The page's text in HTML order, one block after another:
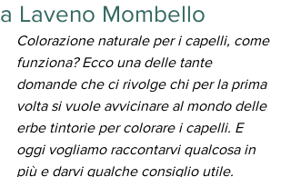
a Laveno Mombello
Colorazione naturale per i capelli, come
funziona? Ecco una delle tante
domande che ci rivolge chi per la prima
volta si vuole avvicinare al mondo delle
erbe tintorie per colorare i capelli. E
oggi vogliamo raccontarvi qualcosa in
più e darvi qualche consiglio utile.